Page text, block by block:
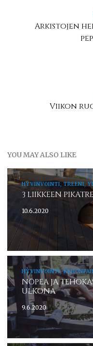
Arkistojen
Viikon
YOU MAY ALSO LIKE
HYVINVOINTI, TREENI,
3 LIIKKEEN
10.6.2020
HYVINVOINTI,
NOPEA JA
ULKONA
9.6.2020